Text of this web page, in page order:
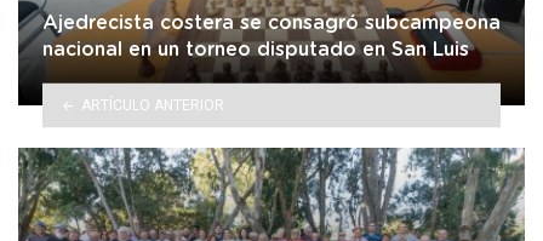
Ajedrecista costera se consagró subcampeona
nacional en un torneo disputado en San Luis
ARTÍCULO ANTERIOR